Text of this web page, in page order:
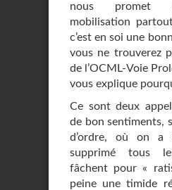
nous promet
mobilisation
c’est en soi une
vous ne trouverez
de l’OCML-Voie
vous explique
Ce sont deux
de bon sentiments,
d’ordre, où on a
supprimé tous
fâchent pour «
peine une timide